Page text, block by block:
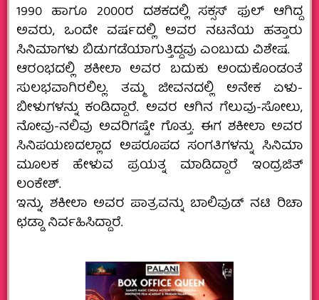
1990 ಹಾಗೂ 2000ರ ದಶಕದಲ್ಲಿ ಸಕ್ಸಸ್ ಫುಲ್ ಆಗಿದ್ದ
ಅವರು, ಒಂದೇ ವರ್ಷದಲ್ಲಿ ಅವರ ನಟನೆಯ ಹತ್ತಾರು
ಸಿನಿಮಾಗಳು ಬಿಡುಗಡೆಯಾಗುತ್ತಿದ್ದವು ಎಂಬುದು ವಿಶೇಷ.
ಆರಂಭದಲ್ಲಿ ಶಕೀಲಾ ಅವರ ಬದುಕು ಅಂದುಕೊಂಡಂತೆ
ಸುಲಭವಾಗಿರಲಿಲ್ಲ. ತಮ್ಮ ಜೀವನದಲ್ಲಿ ಅನೇಕ ಏಳು-
ಬೀಳುಗಳನ್ನು ಕಂಡಿದ್ದಾರೆ. ಅವರ ಆಗಿನ ಗೆಲುವು-ಸೋಲು,
ನೋವು-ನಲಿವು ಅವರಿಗಷ್ಟೇ ಗೊತ್ತು. ಈಗ ಶಕೀಲಾ ಅವರ
ಸಿನಿಪಯಣದಲ್ಲಾದ ಅಪರೂಪದ ಸಂಗತಿಗಳನ್ನು ಸಿನಿಮಾ‌
ಮೂಲಕ ಹೇಳುವ ಪ್ರಯತ್ನ ಮಾಡಿದ್ದಾರೆ ಇಂದ್ರಜಿತ್
ಲಂಕೇಶ್.
ಇನ್ನು, ಶಕೀಲಾ ಅವರ ಪಾತ್ರವನ್ನು ಬಾಲಿವುಡ್ ನಟಿ ರಿಚಾ
ಛಡ್ಡಾ ನಿರ್ವಹಿಸಿದ್ದಾರೆ.